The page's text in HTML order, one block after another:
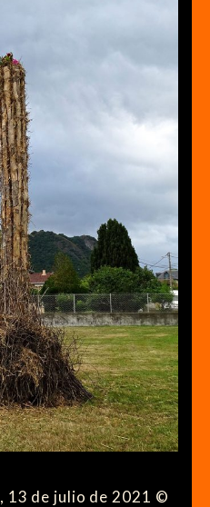
13 de julio de 2021 ©